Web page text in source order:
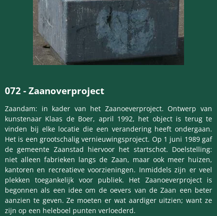
072 -Zaanoverproject
Zaandam: in kader van het Zaanoeverproject. Ontwerp van
kunstenaar Klaas de Boer, april 1992, het object is terug te
vinden bij elke locatie die een verandering heeft ondergaan.
Het is een grootschalig vernieuwingsproject. Op 1 juni 1989 gaf
de gemeente Zaanstad hiervoor het startschot. Doelstelling:
niet alleen fabrieken langs de Zaan, maar ook meer huizen,
kantoren en recreatieve voorzieningen. Inmiddels zijn er veel
plekken toegankelijk voor publiek. Het Zaanoeverproject is
begonnen als een idee om de oevers van de Zaan een beter
aanzien te geven. Ze moeten er wat aardiger uitzien; want ze
zijn op een heleboel punten verloederd.